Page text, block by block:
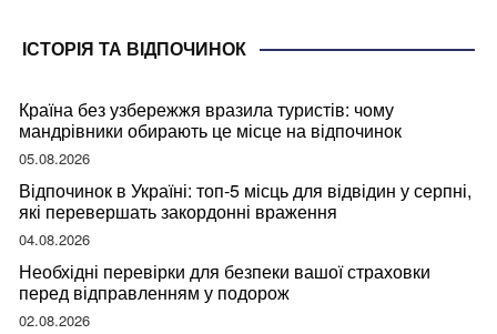
ІСТОРІЯ ТА ВІДПОЧИНОК
Країна без узбережжя вразила туристів: чому
мандрівники обирають це місце на відпочинок
05.08.2026
Відпочинок в Україні: топ-5 місць для відвідин у серпні,
які перевершать закордонні враження
04.08.2026
Необхідні перевірки для безпеки вашої страховки
перед відправленням у подорож
02.08.2026